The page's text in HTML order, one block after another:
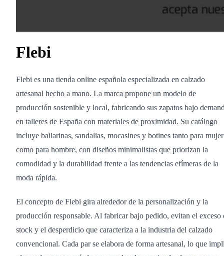
Flebi
Flebi es una tienda online española especializada en calzado
artesanal hecho a mano. La marca propone un modelo de
producción sostenible y local, fabricando sus zapatos bajo
en talleres de España con materiales de proximidad. Su catálogo
incluye bailarinas, sandalias, mocasines y botines tanto para mujer
como para hombre, con diseños minimalistas que priorizan la
comodidad y la durabilidad frente a las tendencias efímeras de la
moda rápida.
El concepto de Flebi gira alrededor de la personalización y la
producción responsable. Al fabricar bajo pedido, evitan el exceso
stock y el desperdicio que caracteriza a la industria del calzado
convencional. Cada par se elabora de forma artesanal, lo que